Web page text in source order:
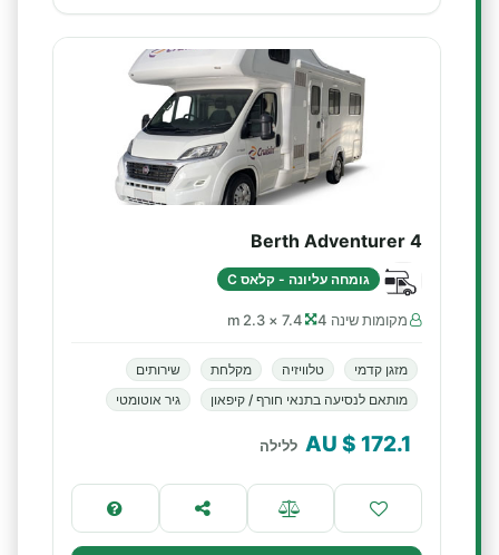
4 Berth Adventurer
גומחה עליונה - קלאס C
מקומות שינה 4 7.4 × 2.3 m
מזגן קדמי טלוויזיה מקלחת
שירותים
מותאם לנסיעה בתנאי חורף / קיפאון
גיר אוטומטי
172.1
$ AU ללילה